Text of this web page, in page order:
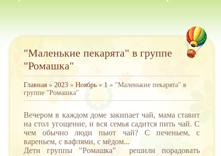
"Маленькие пекарята" в группе
"Ромашка"
Главная » 2023 » Ноябрь » 1 » "Маленькие пекарята" в
группе "Ромашка"
Вечером в каждом доме закипает чай, мама ставит
на стол угощение, и вся семья садится пить чай. С
чем обычно люди пьют чай? С печеньем, с
вареньем, с вафлями, с мёдом...
Дети группы "Ромашка" решили порадовать